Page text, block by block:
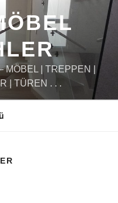
| TREPPEN |
| TÜREN . . .